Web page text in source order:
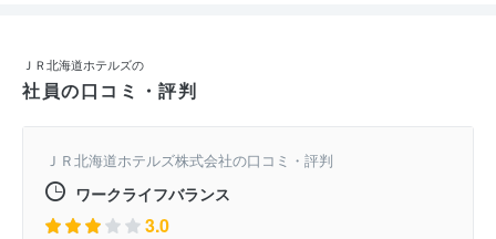
ＪＲ北海道ホテルズの
社員の口コミ・評判
ＪＲ北海道ホテルズ株式会社の口コミ・評判
ワークライフバランス
3.0